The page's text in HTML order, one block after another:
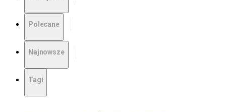
Polecane
Najnowsze
Tagi